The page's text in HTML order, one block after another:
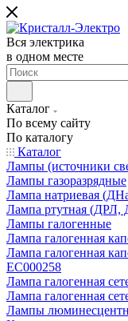
Вся электрика
в одном месте
Каталог
По всему сайту
По каталогу
Каталог
Лампы (источники
Лампы газоразрядные
Лампа натриевая
Лампа ртутная (ДРЛ,
Лампы галогенные
Лампа галогенная
Лампа галогенная
EC000258
Лампа галогенная
Лампа галогенная
Лампы